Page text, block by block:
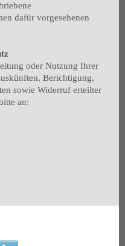
dafür vorgesehenen
oder Nutzung Ihrer
Berichtigung,
sowie Widerruf erteilter
an: